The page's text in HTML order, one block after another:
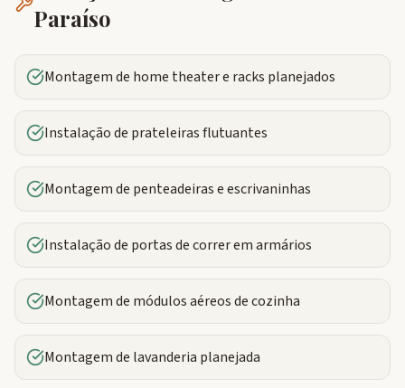
Paraíso
Montagem de home theater e racks planejados
Instalação de prateleiras flutuantes
Montagem de penteadeiras e escrivaninhas
Instalação de portas de correr em armários
Montagem de módulos aéreos de cozinha
Montagem de lavanderia planejada